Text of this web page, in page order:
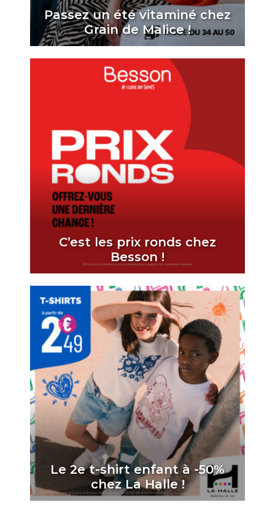
Passez un été vitaminé chez
Grain de Malice !
C’est les prix ronds chez
Besson !
Le 2e t-shirt enfant à -50%
chez La Halle !